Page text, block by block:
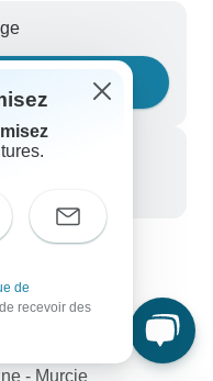
et safari dans la
- Murcie
de
recevoir des